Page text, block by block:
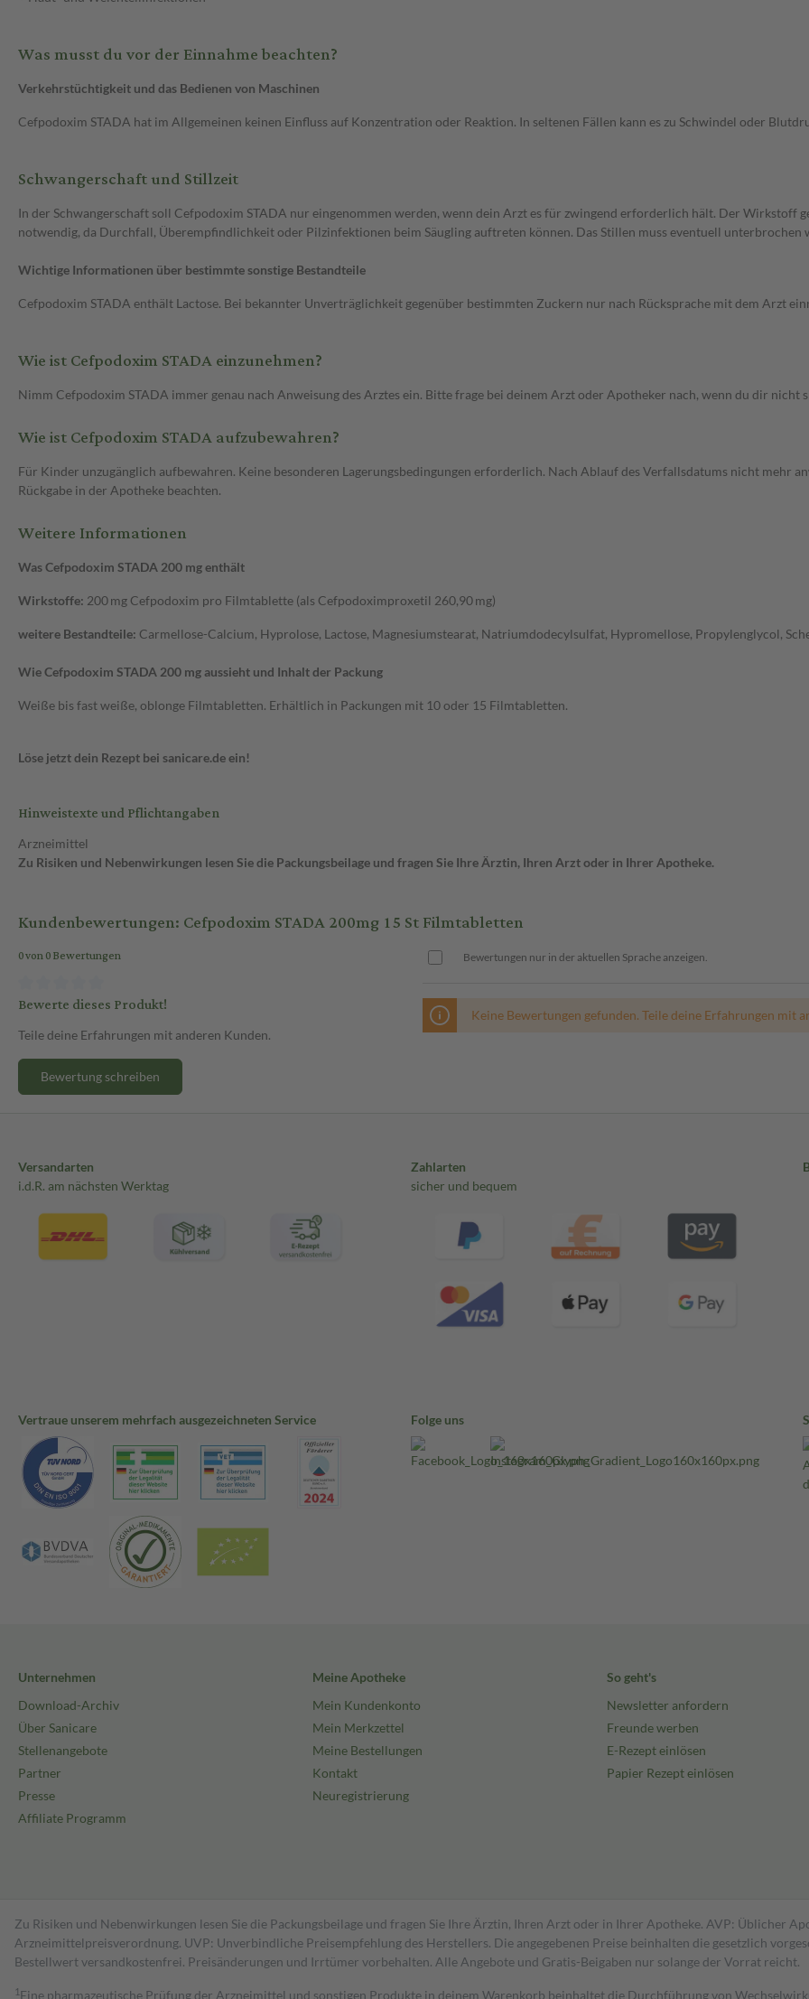
Was musst du vor der Einnahme beachten?
Verkehrstüchtigkeit und das Bedienen von Maschinen
Cefpodoxim STADA hat im Allgemeinen keinen Einfluss auf Konzentration oder Reaktion. In seltenen Fällen kann es zu Schwindel oder
Schwangerschaft und Stillzeit
In der Schwangerschaft soll Cefpodoxim STADA nur eingenommen werden, wenn dein Arzt es für zwingend erforderlich hält. Der
notwendig, da Durchfall, Überempfindlichkeit oder Pilzinfektionen beim Säugling auftreten können. Das Stillen muss eventuell unterbrochen
Wichtige Informationen über bestimmte sonstige Bestandteile
Cefpodoxim STADA enthält Lactose. Bei bekannter Unverträglichkeit gegenüber bestimmten Zuckern nur nach Rücksprache mit dem Arzt
Wie ist Cefpodoxim STADA einzunehmen?
Nimm Cefpodoxim STADA immer genau nach Anweisung des Arztes ein. Bitte frage bei deinem Arzt oder Apotheker nach, wenn du dir nicht
Wie ist Cefpodoxim STADA aufzubewahren?
Für Kinder unzugänglich aufbewahren. Keine besonderen Lagerungsbedingungen erforderlich. Nach Ablauf des Verfallsdatums nicht mehr
Rückgabe in der Apotheke beachten.
Weitere Informationen
Was Cefpodoxim STADA 200 mg enthält
Wirkstoffe: 200 mg Cefpodoxim pro Filmtablette (als Cefpodoximproxetil 260,90 mg)
weitere Bestandteile: Carmellose-Calcium, Hyprolose, Lactose, Magnesiumstearat, Natriumdodecylsulfat, Hypromellose, Propylenglycol,
Wie Cefpodoxim STADA 200 mg aussieht und Inhalt der Packung
Weiße bis fast weiße, oblonge Filmtabletten. Erhältlich in Packungen mit 10 oder 15 Filmtabletten.
Löse jetzt dein Rezept bei sanicare.de ein!
Hinweistexte und Pflichtangaben
Arzneimittel
Zu Risiken und Nebenwirkungen lesen Sie die Packungsbeilage und fragen Sie Ihre Ärztin, Ihren Arzt oder in Ihrer Apotheke.
Kundenbewertungen: Cefpodoxim STADA 200mg 15 St Filmtabletten
0 von 0 Bewertungen
Bewerte dieses Produkt!
Teile deine Erfahrungen mit anderen Kunden.
Bewertung schreiben
Bewertungen nur in der aktuellen Sprache anzeigen.
Keine Bewertungen gefunden. Teile deine Erfahrungen mit
Versandarten
i.d.R. am nächsten Werktag
Zahlarten
sicher und bequem
Vertraue unserem mehrfach ausgezeichneten Service Folge uns
Unternehmen
Download-Archiv
Über Sanicare
Stellenangebote
Partner
Presse
Affiliate Programm
Meine Apotheke
Mein Kundenkonto
Mein Merkzettel
Meine Bestellungen
Kontakt
Neuregistrierung
So geht's
Newsletter anfordern
Freunde werben
E-Rezept einlösen
Papier Rezept einlösen
Zu Risiken und Nebenwirkungen lesen Sie die Packungsbeilage und fragen Sie Ihre Ärztin, Ihren Arzt oder in Ihrer Apotheke. AVP: Üblicher
Arzneimittelpreisverordnung. UVP: Unverbindliche Preisempfehlung des Herstellers. Die angegebenen Preise beinhalten die gesetzlich
Bestell­wert versand­kosten­frei. Preisänderungen und Irrtümer vorbehalten. Alle Angebote und Gratis-Beigaben nur solange der Vorrat reicht.
1 Eine pharmazeutische Prüfung der Arzneimittel und sonstigen Produkte in deinem Warenkorb beinhaltet die Durchführung von